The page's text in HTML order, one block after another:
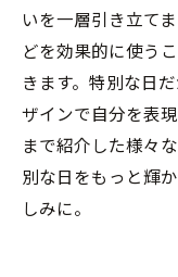
いを一層引き立て
どを効果的に使う
きます。特別な日
ザインで自分を表
まで紹介した様々
別な日をもっと輝
しみに。